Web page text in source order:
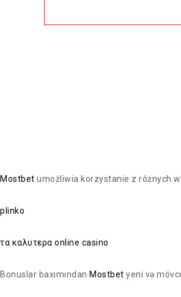
Mostbet umożliwia korzystanie z różnych
plinko
τα καλυτερα online casino
Bonuslar baxımından Mostbet yeni və